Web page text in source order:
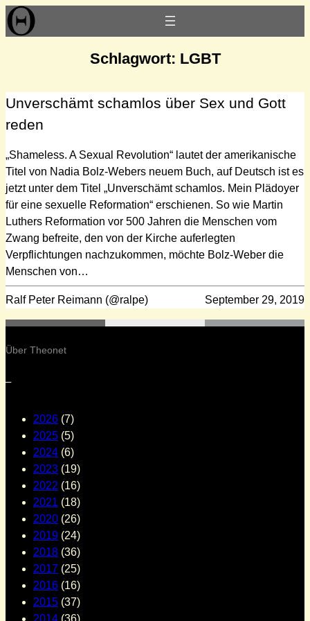
Zum
Inhalt
Schlagwort: LGBT
Unverschämt schamlos über Sex und Gott
reden
„Shameless. A Sexual Revolution“ lautet der amerikanische
Titel von Nadia Bolz-Webers neuem Buch, auf Deutsch ist es
jetzt unter dem Titel „Unverschämt schamlos. Mein Plädoyer
für eine sexuelle Reformation“ erschienen. So wie Martin
Luthers Reformation vor 500 Jahren die Menschen vom
Zwang befreite, den von der Kirche auferlegten
Verpflichtungen nachzukommen, möchte Bolz-Weber die
Menschen von…
Ralf Peter Reimann (@ralpe) September 29, 2019
Über Theonet
–
2026 (7)
2025 (5)
2024 (6)
2023 (19)
2022 (16)
2021 (18)
2020 (26)
2019 (24)
2018 (36)
2017 (25)
2016 (16)
2015 (37)